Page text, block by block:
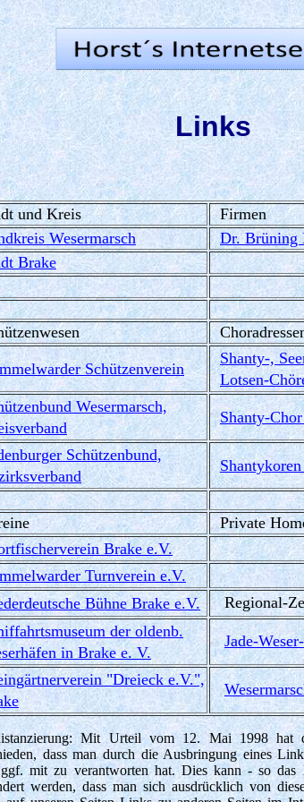
Links
und Kreis
Firmen
Wesermarsch
Dr. Brüning
Brake
Schützenverein
Shanty-,
Lotsen-
Wesermarsch,
Shanty-
Schützenbund,
Private
Brake e.V.
Turnverein e.V.
Bühne Brake e.V.
Regional-
der oldenb.
in Brake e. V.
Jade-
"Dreieck e.V.",
Mit Urteil vom 12. Mai 1998 hat
dass man durch die Ausbringung eines
mit zu verantworten hat. Dies kann - so das
werden, dass man sich ausdrücklich von